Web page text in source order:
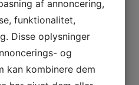
af annoncering,
funktionalitet,
Disse oplysninger
og
kan kombinere dem